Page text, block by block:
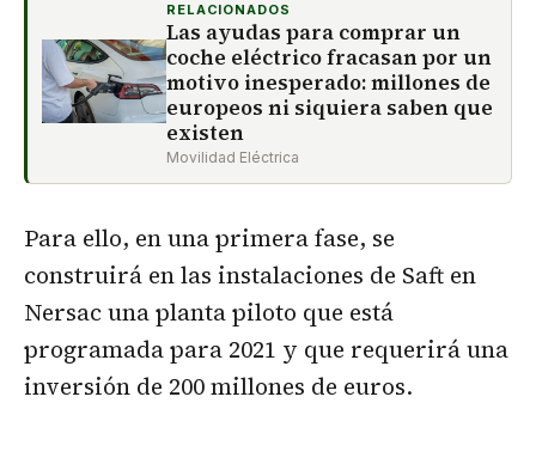
RELACIONADOS
Las ayudas para comprar un
coche eléctrico fracasan por un
motivo inesperado: millones de
europeos ni siquiera saben que
existen
Movilidad Eléctrica
Para ello, en una primera fase, se
construirá en las instalaciones de Saft en
Nersac una planta piloto que está
programada para 2021 y que requerirá una
inversión de 200 millones de euros.